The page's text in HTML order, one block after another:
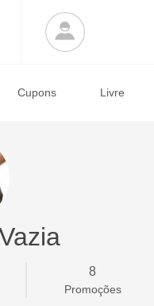
Cupons Livre
8
Promoções